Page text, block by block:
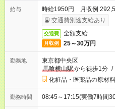
給与
時給1950円 月収例
交通費別途支給あり
交通費 全額支給
月収例 25～30万円
勤務地
東京都中央区
馬喰横山駅から徒歩1分 /
化粧品・医薬品の原材
勤務時間 08:45～17:15(実働7時間